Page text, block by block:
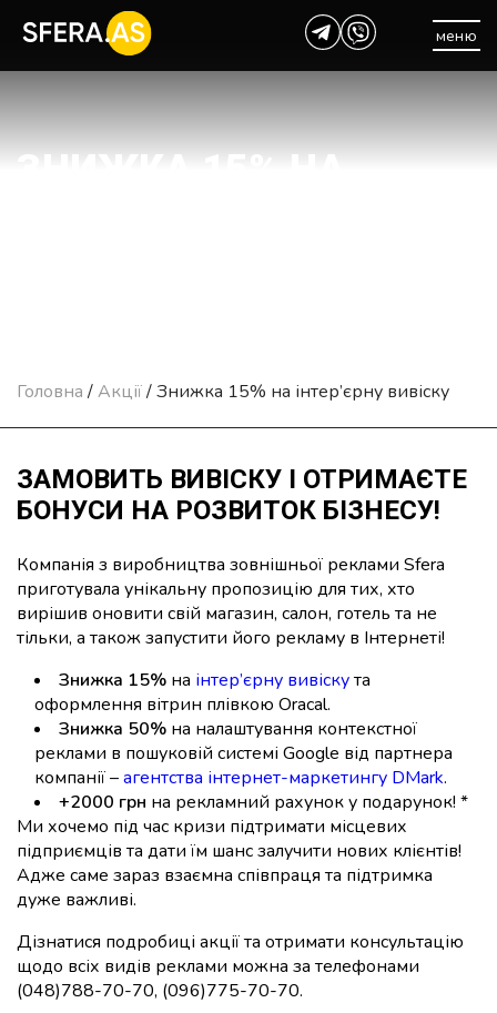
меню
ЗНИЖКА 15% НА
Головна /Акції/Знижка 15% на інтер’єрну вивіску
ЗАМОВИТЬ ВИВІСКУ І ОТРИМАЄТЕ
БОНУСИ НА РОЗВИТОК БІЗНЕСУ!
Компанія з виробництва зовнішньої реклами Sfera
приготувала унікальну пропозицію для тих, хто
вирішив оновити свій магазин, салон, готель та не
тільки, а також запустити його рекламу в Інтернеті!
Знижка 15% на інтер’єрну вивіскута
оформлення вітрин плівкою Oracal.
Знижка 50% на налаштування контекстної
реклами в пошуковій системі Google від партнера
компанії –агентства інтернет-маркетингу DMark.
+2000 грн на рекламний рахунок у подарунок! *
Ми хочемо під час кризи підтримати місцевих
підприємців та дати їм шанс залучити нових клієнтів!
Адже саме зараз взаємна співпраця та підтримка
дуже важливі.
Дізнатися подробиці акції та отримати консультацію
щодо всіх видів реклами можна за телефонами
(048)788-70-70, (096)775-70-70.